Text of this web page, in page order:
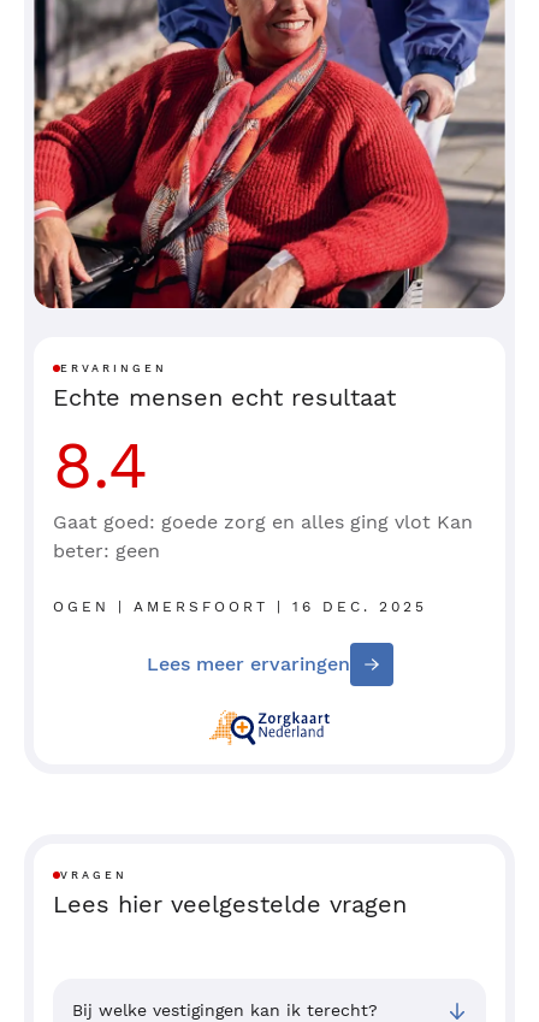
ERVARINGEN
Echte mensen echt resultaat
8.4
Gaat goed: goede zorg en alles ging vlot Kan
beter: geen
OGEN | AMERSFOORT | 16 DEC. 2025
Lees meer ervaringen
VRAGEN
Lees hier veelgestelde vragen
Bij welke vestigingen kan ik terecht?